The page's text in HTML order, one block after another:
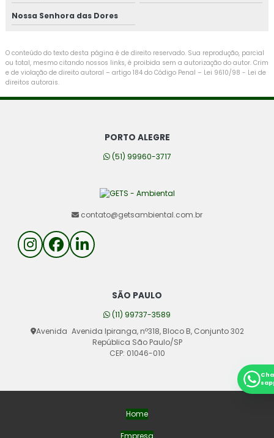
Nossa Senhora das Dores
O conteúdo do texto desta página é de direito reservado. Sua reprodução, parcial
ou total, mesmo citando nossos links, é proibida sem a autorização do autor. Crim
e de violação de direito autoral – artigo 184 do Código Penal – Lei 9610/98 - Lei de
direitos autorais.
PORTO ALEGRE
(51) 99960-3717
contato@getsambiental.com.br
SÃO PAULO
(11) 99737-3589
Avenida Avenida Ipiranga, nº318, Bloco B, Conjunto 302
República São Paulo/SP
CEP: 01046-010
Home
Empresa